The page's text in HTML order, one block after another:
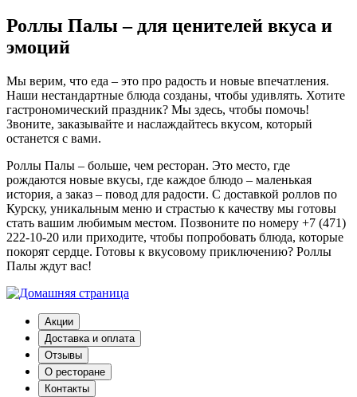
Роллы Палы – для ценителей вкуса и
эмоций
Мы верим, что еда – это про радость и новые впечатления.
Наши нестандартные блюда созданы, чтобы удивлять. Хотите
гастрономический праздник? Мы здесь, чтобы помочь!
Звоните, заказывайте и наслаждайтесь вкусом, который
останется с вами.
Роллы Палы – больше, чем ресторан. Это место, где
рождаются новые вкусы, где каждое блюдо – маленькая
история, а заказ – повод для радости. С доставкой роллов по
Курску, уникальным меню и страстью к качеству мы готовы
стать вашим любимым местом. Позвоните по номеру +7 (471)
222-10-20 или приходите, чтобы попробовать блюда, которые
покорят сердце. Готовы к вкусовому приключению? Роллы
Палы ждут вас!
Акции
Доставка и оплата
Отзывы
О ресторане
Контакты